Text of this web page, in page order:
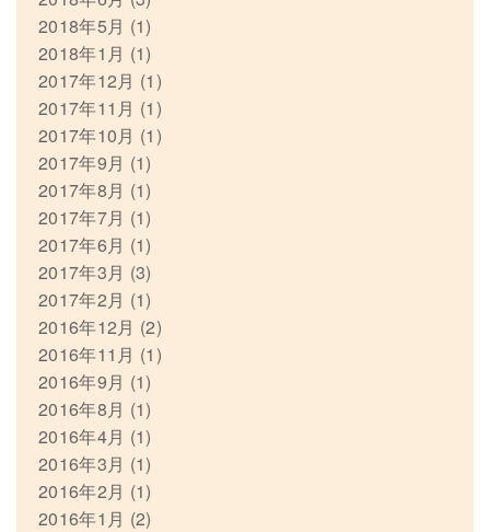
2018年5月 (1)
2018年1月 (1)
2017年12月 (1)
2017年11月 (1)
2017年10月 (1)
2017年9月 (1)
2017年8月 (1)
2017年7月 (1)
2017年6月 (1)
2017年3月 (3)
2017年2月 (1)
2016年12月 (2)
2016年11月 (1)
2016年9月 (1)
2016年8月 (1)
2016年4月 (1)
2016年3月 (1)
2016年2月 (1)
2016年1月 (2)